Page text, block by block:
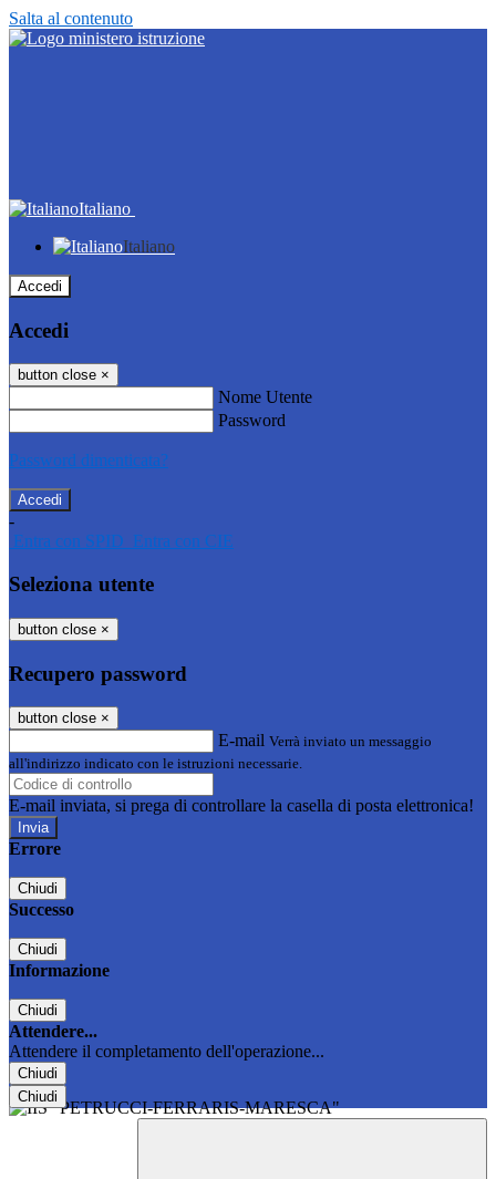
Salta al contenuto
Italiano
Italiano
Accedi
Accedi
button close ×
Nome Utente
Password
Password dimenticata?
-
Entra con SPID Entra con CIE
Seleziona utente
button close ×
Recupero password
button close ×
E-mail Verrà inviato un messaggio
all'indirizzo indicato con le istruzioni necessarie.
E-mail inviata, si prega di controllare la casella di posta elettronica!
Errore
Chiudi
Successo
Chiudi
Informazione
Chiudi
Attendere...
Attendere il completamento dell'operazione...
Chiudi
Chiudi